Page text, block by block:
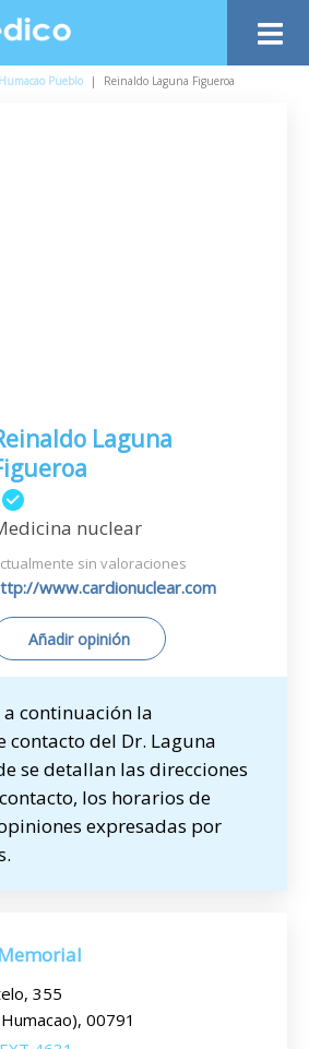
Humacao Pueblo | Reinaldo Laguna Figueroa
Laguna
nuclear
sin valoraciones
www.cardionuclear.com
Añadir opinión
continuación la
contacto del Dr. Laguna
se detallan las direcciones
los horarios de
expresadas por
355
00791